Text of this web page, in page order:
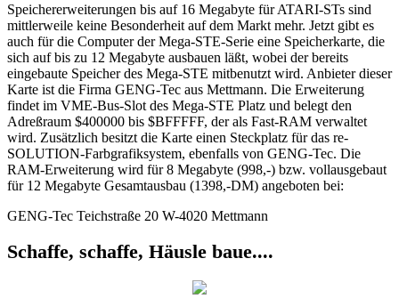
Speichererweiterungen bis auf 16 Megabyte für ATARI-STs sind
mittlerweile keine Besonderheit auf dem Markt mehr. Jetzt gibt es
auch für die Computer der Mega-STE-Serie eine Speicherkarte, die
sich auf bis zu 12 Megabyte ausbauen läßt, wobei der bereits
eingebaute Speicher des Mega-STE mitbenutzt wird. Anbieter dieser
Karte ist die Firma GENG-Tec aus Mettmann. Die Erweiterung
findet im VME-Bus-Slot des Mega-STE Platz und belegt den
Adreßraum $400000 bis $BFFFFF, der als Fast-RAM verwaltet
wird. Zusätzlich besitzt die Karte einen Steckplatz für das re-
SOLUTION-Farbgrafiksystem, ebenfalls von GENG-Tec. Die
RAM-Erweiterung wird für 8 Megabyte (998,-) bzw. vollausgebaut
für 12 Megabyte Gesamtausbau (1398,-DM) angeboten bei:
GENG-Tec Teichstraße 20 W-4020 Mettmann
Schaffe, schaffe, Häusle baue....